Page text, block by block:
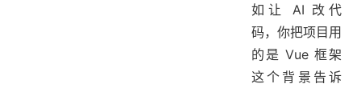
如让 AI 改代
码，你把项目用
的是 Vue 框架
这个背景告诉